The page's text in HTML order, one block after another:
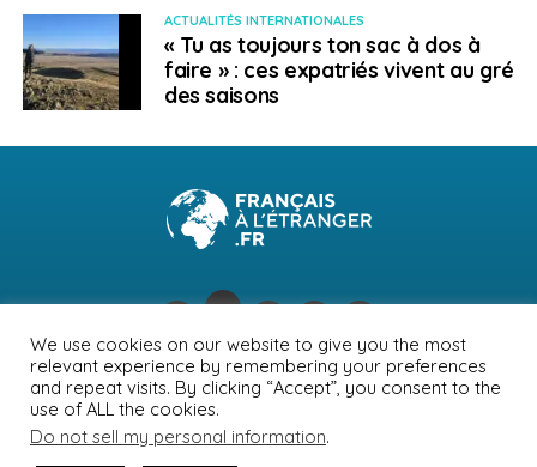
ACTUALITÉS INTERNATIONALES
« Tu as toujours ton sac à dos à
faire » : ces expatriés vivent au gré
des saisons
NEWSLETTER PUBLICITÉ CONTACTS
MENTIONS LÉGALES
POLITIQUE DE CONFIDENTIALITÉ
We use cookies on our website to give you the most
relevant experience by remembering your preferences
and repeat visits. By clicking “Accept”, you consent to the
use of ALL the cookies.
Do not sell my personal information.